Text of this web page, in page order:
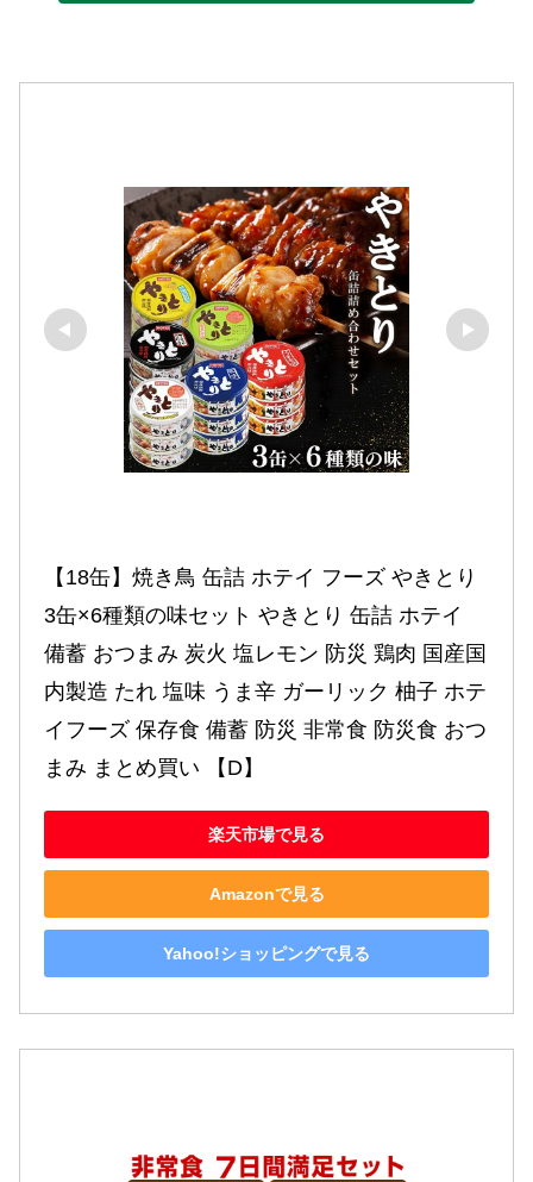
【18缶】焼き鳥 缶詰 ホテイ フーズ やきとり
3缶×6種類の味セット やきとり 缶詰 ホテイ
備蓄 おつまみ 炭火 塩レモン 防災 鶏肉 国産国
内製造 たれ 塩味 うま辛 ガーリック 柚子 ホテ
イフーズ 保存食 備蓄 防災 非常食 防災食 おつ
まみ まとめ買い 【D】
楽天市場で見る
Amazonで見る
Yahoo!ショッピングで見る